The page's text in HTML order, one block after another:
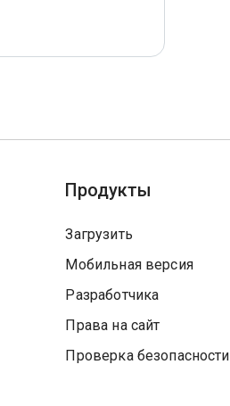
Продукты
Загрузить
Мобильная версия
Разработчика
Права на сайт
Проверка безопасности